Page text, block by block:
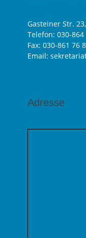
Gasteiner Str.
Telefon: 030-864
Fax: 030-861 76
Email:
Adresse